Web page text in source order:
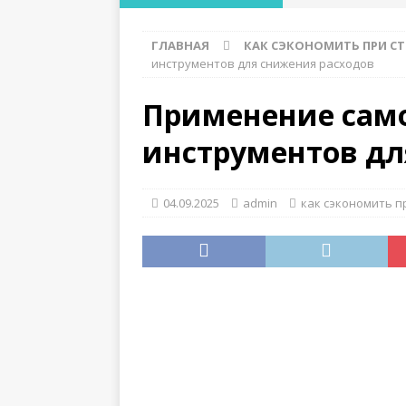
[ 28.07.2026 ] Где
[ 28.07.2026 ]
ДЕРЕВЯННЫЕ
слабых грунтах
[ 26.07.2026 ] Как
конструкций
ГЛАВНАЯ КАК СЭКОНОМИТЬ ПРИ
инструментов для снижения расходов
Применение
инструментов
04.09.2025 admin как сэкономить